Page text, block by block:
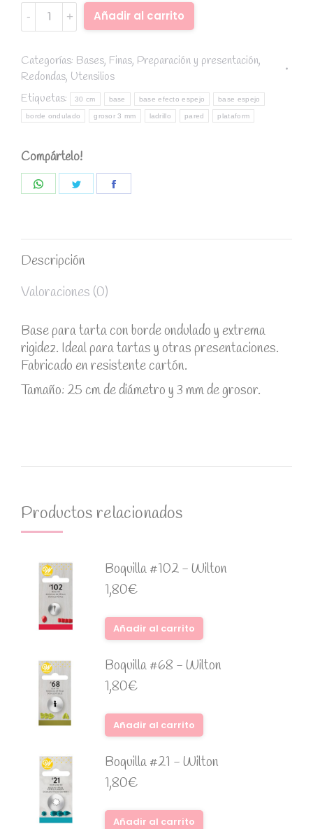
Base
borde
ladrillo
diámetro
25
cm
grosor
mm
Añadir al carrito
Categorías: Bases, Finas, Preparación y presentación,
Redondas, Utensilios
Etiquetas:
30 cm base base efecto espejo base espejo
borde ondulado grosor 3 mm ladrillo pared plataform
Compártelo!
Descripción
Valoraciones (0)
Base para tarta con borde ondulado y extrema
rigidez. Ideal para tartas y otras presentaciones.
Fabricado en resistente cartón.
Tamaño: 25 cm de diámetro y 3 mm de grosor.
Productos relacionados
Boquilla #102 - Wilton
1,80€
Añadir al carrito
Boquilla #68 - Wilton
1,80€
Añadir al carrito
Boquilla #21 - Wilton
1,80€
Añadir al carrito